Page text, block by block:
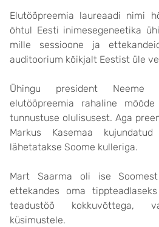
Elutööpreemia laureaadi nimi
õhtul Eesti inimesegeneetika
mille sessioone ja
auditoorium kõikjalt Eestist üle
Ühingu president
elutööpreemia rahaline
tunnustuse olulisusest. Aga
Markus Kasemaa
lähetatakse Soome kulleriga.
Mart Saarma oli ise
ettekandes oma
teadustöö kokkuvõttega,
küsimustele.